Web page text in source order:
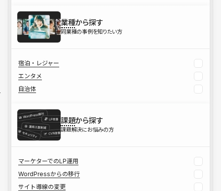
業種から探す
同業種の事例を知りたい方
宿泊・レジャー
エンタメ
自治体
課題から探す
課題解決にお悩みの方
マーケターでのLP運用
WordPressからの移行
サイト導線の変更